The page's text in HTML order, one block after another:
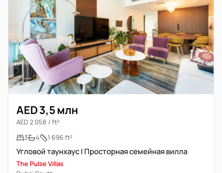
AED 3,5 млн
AED 2 058 / ft²
3
4 1 696 ft²
Угловой таунхаус | Просторная семейная вилла
The Pulse Villas